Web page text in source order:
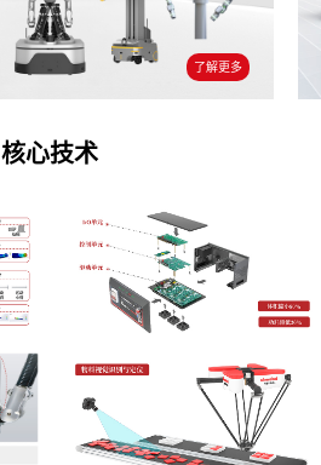
了解更多
核心技术